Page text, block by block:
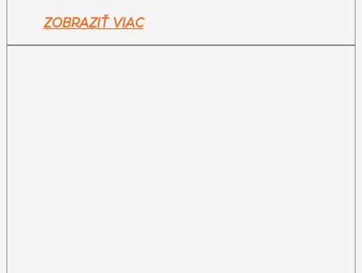
10,90€.
4,99€.
ZOBRAZIŤ VIAC